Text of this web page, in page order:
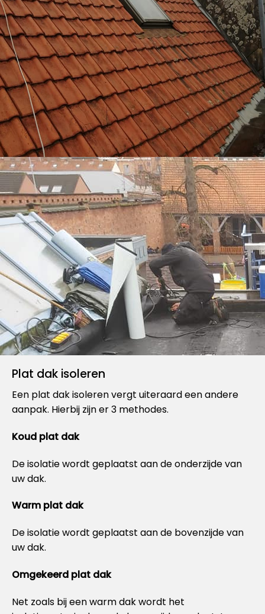
Plat dak isoleren
Een plat dak isoleren vergt uiteraard een andere
aanpak. Hierbij zijn er 3 methodes.
Koud plat dak
De isolatie wordt geplaatst aan de onderzijde van
uw dak.
Warm plat dak
De isolatie wordt geplaatst aan de bovenzijde van
uw dak.
Omgekeerd plat dak
Net zoals bij een warm dak wordt het